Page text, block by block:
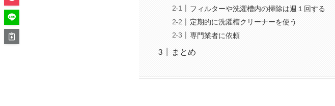
フィルターや洗濯槽内の掃除は週１回する
定期的に洗濯槽クリーナーを使う
専門業者に依頼
まとめ